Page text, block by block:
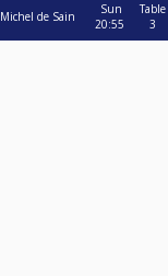
Michel de Sain
Sun
20:55
Table
3